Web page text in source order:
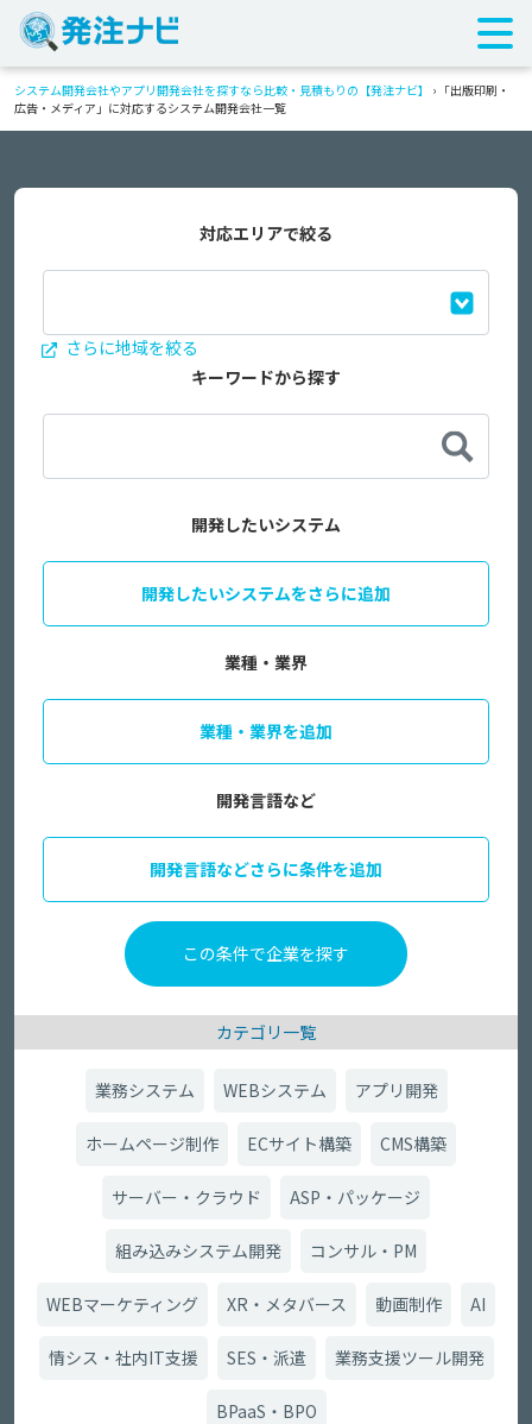
システム開発会社やアプリ開発会社を探すなら比較・見積もりの【発注ナビ】 › 「出版印刷・
広告・メディア」に対応するシステム開発会社一覧
対応エリアで絞る
さらに地域を絞る
キーワードから探す
開発したいシステム
開発したいシステムをさらに追加
業種・業界
業種・業界を追加
開発言語など
開発言語などさらに条件を追加
カテゴリ一覧
業務システム WEBシステム アプリ開発
ホームページ制作 ECサイト構築 CMS構築
サーバー・クラウド ASP・パッケージ
組み込みシステム開発 コンサル・PM
WEBマーケティング XR・メタバース 動画制作 AI
情シス・社内IT支援 SES・派遣 業務支援ツール開発
BPaaS・BPO